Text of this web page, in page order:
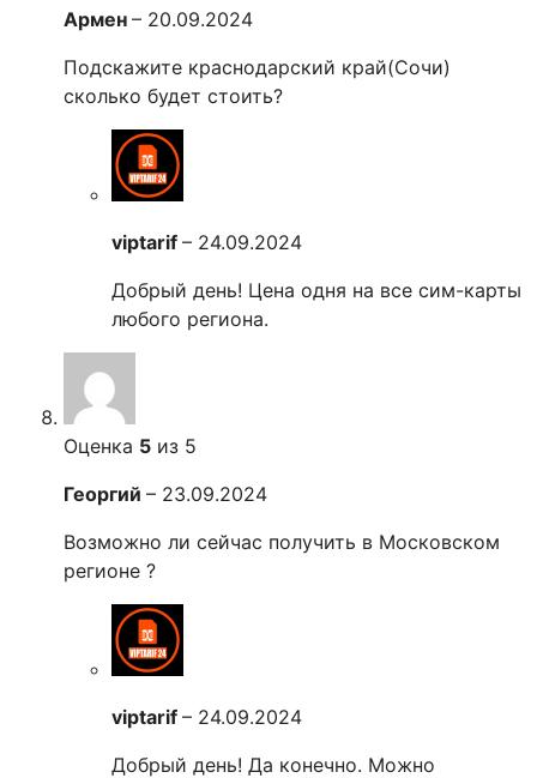
Армен – 20.09.2024
Подскажите краснодарский край(Сочи)
сколько будет стоить?
viptarif – 24.09.2024
Добрый день! Цена одня на все сим-карты
любого региона.
Оценка 5 из 5
Георгий – 23.09.2024
Возможно ли сейчас получить в Московском
регионе ?
viptarif – 24.09.2024
Добрый день! Да конечно. Можно